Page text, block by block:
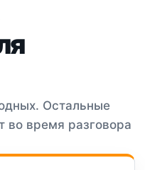
Остальные
во время разговора